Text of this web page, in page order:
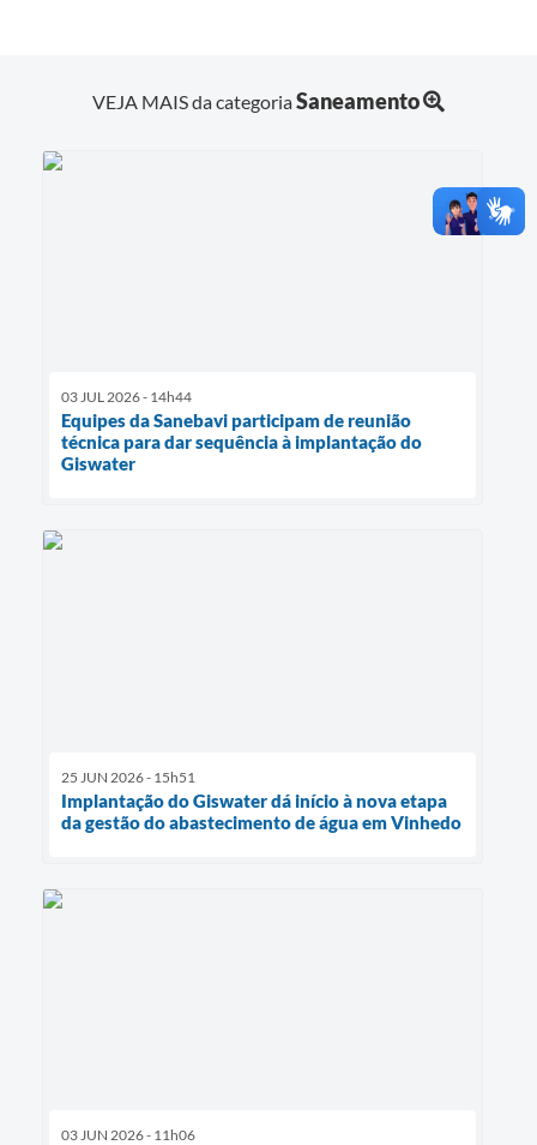
VEJA MAIS da categoriaSaneamento
03 JUL 2026 - 14h44
Equipes da Sanebavi participam de reunião
técnica para dar sequência à implantação do
Giswater
25 JUN 2026 - 15h51
Implantação do Giswater dá início à nova etapa
da gestão do abastecimento de água em Vinhedo
03 JUN 2026 - 11h06